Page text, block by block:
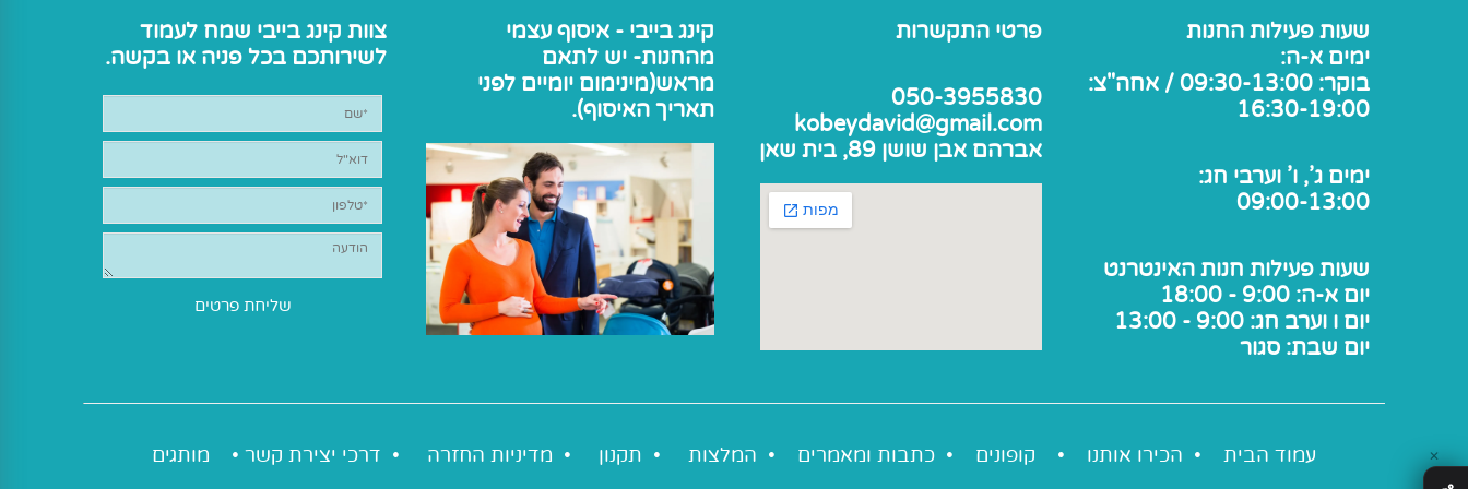
שעות פעילות החנות
ימים א-ה:
בוקר: 09:30-13:00 / אחה"צ:
16:30-19:00
ימים ג', ו' וערבי חג:
09:00-13:00
שעות פעילות חנות האינטרנט
יום א-ה: 9:00 - 18:00
יום ו וערב חג: 9:00 - 13:00
יום שבת: סגור
פרטי התקשרות
050-3955830
kobeydavid@gmail.com
אברהם אבן שושן 89, בית שאן
קינג בייבי - איסוף עצמי
מהחנות- יש לתאם
מראש(מינימום יומיים לפני
תאריך האיסוף).
צוות קינג בייבי שמח לעמוד
לשירותכם בכל פניה או בקשה.
עמוד הבית • הכירו אותנו • קופונים • כתבות ומאמרים • המלצות • תקנון • מדיניות החזרה • דרכי יצירת קשר • מותגים ✕